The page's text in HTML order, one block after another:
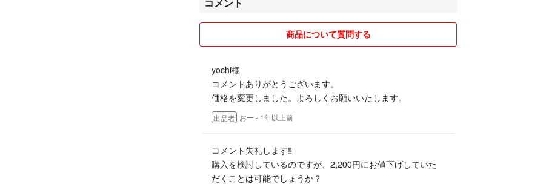
を優先しております。
※喫煙者おりません。
初心者なのでわからないことや、梱包、発送方法など不慣れな点があ
るかと思いますがアドバイスいただきながら頑張ります！
商品は自宅保管ですので、神経質な方はご遠慮ください。
即購入OKです！必ずプロフィールをお読みください。
配送中の事故、紛失などに責任は負えませんのでご了承ください。
商品について質問する
yochi様
コメントありがとうございます。
価格を変更しました。よろしくお願いいたします。
出品者 おー - 1年以上前
コメント失礼します‼︎
購入を検討しているのですが、2,200円にお値下げしていた
だくことは可能でしょうか？